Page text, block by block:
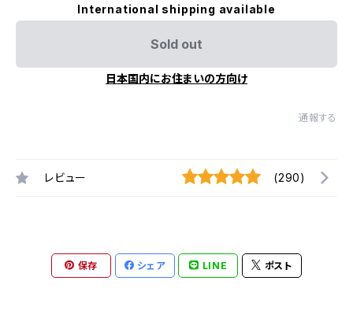
International shipping available
Sold out
日本国内にお住まいの方向け
通報する
レビュー (290)
保存 シェア LINE ポスト